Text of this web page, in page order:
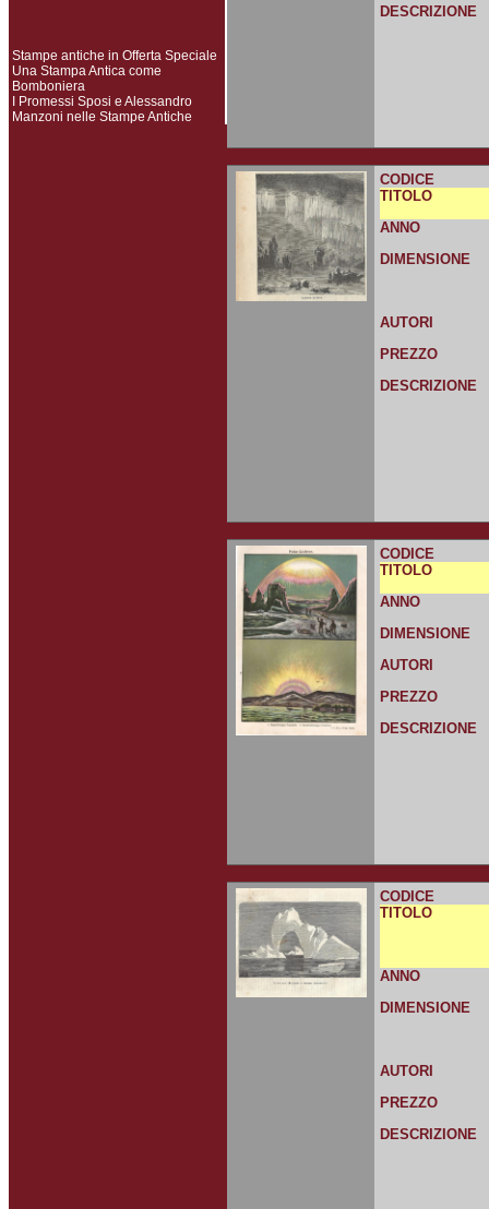
Stampe antiche in Offerta Speciale
Una Stampa Antica come
Bomboniera
I Promessi Sposi e Alessandro
Manzoni nelle Stampe Antiche
DESCRIZIONE
CODICE
TITOLO
ANNO
DIMENSIONE
AUTORI
PREZZO
DESCRIZIONE
CODICE
TITOLO
ANNO
DIMENSIONE
AUTORI
PREZZO
DESCRIZIONE
CODICE
TITOLO
ANNO
DIMENSIONE
AUTORI
PREZZO
DESCRIZIONE